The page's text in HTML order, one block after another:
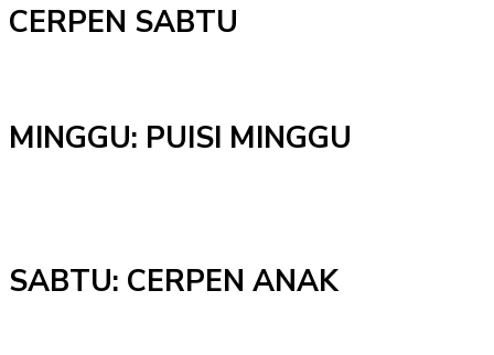
CERPEN SABTU
MINGGU: PUISI MINGGU
SABTU: CERPEN ANAK